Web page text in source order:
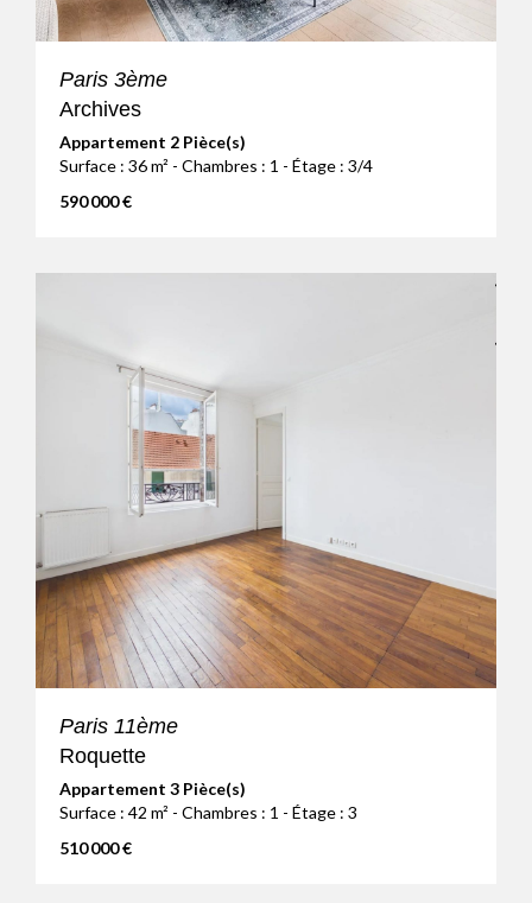
Paris 3ème
Archives
Appartement 2 Pièce(s)
Surface : 36 m² - Chambres : 1 - Étage : 3/4
590 000 €
Paris 11ème
Roquette
Appartement 3 Pièce(s)
Surface : 42 m² - Chambres : 1 - Étage : 3
510 000 €